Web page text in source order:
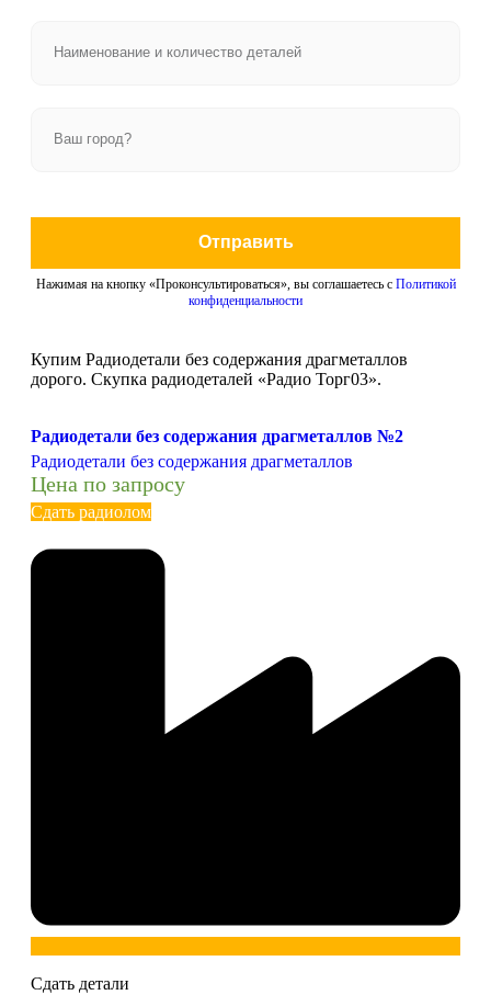
Отправить
Нажимая на кнопку «Проконсультироваться», вы соглашаетесь с Политикой
конфиденциальности
Купим Радиодетали без содержания драгметаллов
дорого. Скупка радиодеталей «Радио Торг03».
Радиодетали без содержания драгметаллов №2
Радиодетали без содержания драгметаллов
Цена по запросу
Сдать радиолом
Сдать детали